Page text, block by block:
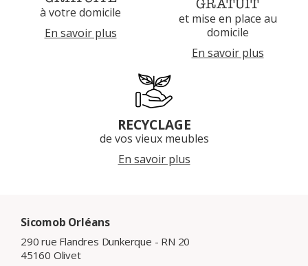
à votre domicile
En savoir plus
GRATUIT
et mise en place au
domicile
En savoir plus
RECYCLAGE
de vos vieux meubles
En savoir plus
Sicomob Orléans
290 rue Flandres Dunkerque - RN 20
45160 Olivet